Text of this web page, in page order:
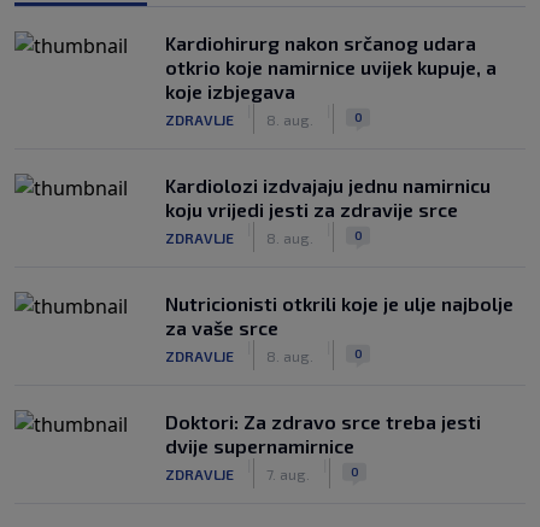
Kardiohirurg nakon srčanog udara
otkrio koje namirnice uvijek kupuje, a
koje izbjegava
ZDRAVLJE 8. aug. 0
Kardiolozi izdvajaju jednu namirnicu
koju vrijedi jesti za zdravije srce
ZDRAVLJE 8. aug. 0
Nutricionisti otkrili koje je ulje najbolje
za vaše srce
ZDRAVLJE 8. aug. 0
Doktori: Za zdravo srce treba jesti
dvije supernamirnice
ZDRAVLJE 7. aug. 0